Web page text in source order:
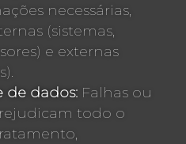
necessárias,
(sistemas,
e externas
de dados: Falhas ou
todo o